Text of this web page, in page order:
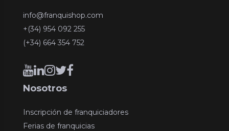
info@franquishop.com
+(34) 954 092 255
(+34) 664 354 752
Nosotros
Inscripción de franquiciadores
Ferias de franquicias